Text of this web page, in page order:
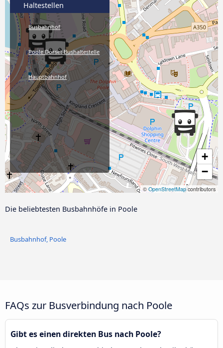
+
−
© OpenStreetMapcontributors
Haltestellen
Busbahnhof
Poole Dorset Bushaltestelle
Hauptbahnhof
Die beliebtesten Busbahnhöfe in Poole
Busbahnhof, Poole
FAQs zur Busverbindung nach Poole
Gibt es einen direkten Bus nach Poole?